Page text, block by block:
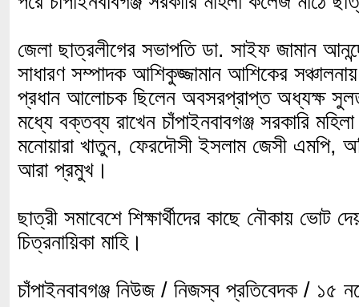
জেলা ছাত্রলীগের সভাপতি ডা. সাইফ জামান
সাধারণ সম্পাদক আশিকুজ্জামান আশিকের
প্রধান আলোচক ছিলেন অবসরপ্রাপ্ত অধ্যক্ষ
মধ্যে বক্তব্য রাখেন চাঁপাইনবাবগঞ্জ সরকারি
মনোয়ারা খাতুন, ফেরদৌসী ইসলাম জেসী এমপি,
আরা প্রমুখ।
ছাত্রী সমাবেশে শিক্ষার্থীদের কাছে নৌকায় ভোট
চিত্রনায়িকা মাহি।
চাঁপাইনবাবগঞ্জ নিউজ / নিজস্ব প্রতিবেদক / ১৫